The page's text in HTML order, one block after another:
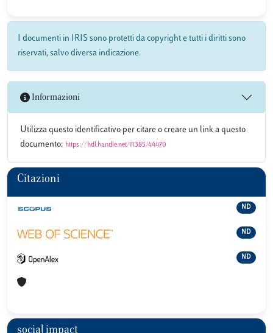
I documenti in IRIS sono protetti da copyright e tutti i diritti sono
riservati, salvo diversa indicazione.
Informazioni
Utilizza questo identificativo per citare o creare un link a questo
documento: https://hdl.handle.net/11385/44470
Citazioni
ND
ND
ND
social impact